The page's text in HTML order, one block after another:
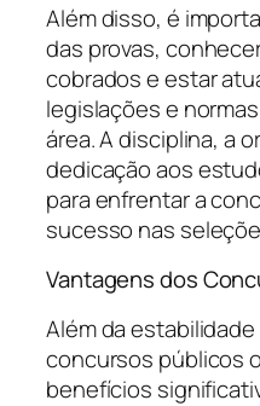
Além disso, é
das provas,
cobrados e estar
legislações e
área. A disciplina, a
dedicação aos
para enfrentar a
sucesso nas
Vantagens dos
Além da
concursos públicos
benefícios